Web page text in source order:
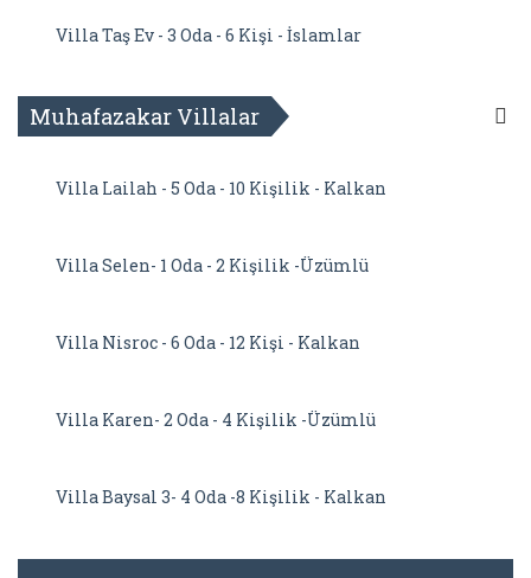
Villa Taş Ev - 3 Oda - 6 Kişi - İslamlar
Muhafazakar Villalar
Villa Lailah - 5 Oda - 10 Kişilik - Kalkan
Villa Selen- 1 Oda - 2 Kişilik -Üzümlü
Villa Nisroc - 6 Oda - 12 Kişi - Kalkan
Villa Karen- 2 Oda - 4 Kişilik -Üzümlü
Villa Baysal 3- 4 Oda -8 Kişilik - Kalkan